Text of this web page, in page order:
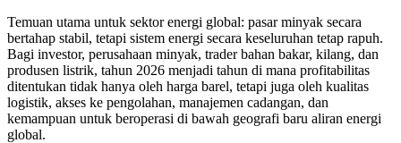
Temuan utama untuk sektor energi global: pasar minyak secara
bertahap stabil, tetapi sistem energi secara keseluruhan tetap rapuh.
Bagi investor, perusahaan minyak, trader bahan bakar, kilang, dan
produsen listrik, tahun 2026 menjadi tahun di mana profitabilitas
ditentukan tidak hanya oleh harga barel, tetapi juga oleh kualitas
logistik, akses ke pengolahan, manajemen cadangan, dan
kemampuan untuk beroperasi di bawah geografi baru aliran energi
global.